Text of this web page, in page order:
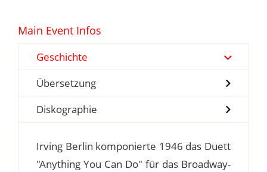
Main Event Infos
Geschichte
Übersetzung
Diskographie
Irving Berlin komponierte 1946 das Duett
"Anything You Can Do" für das Broadway-